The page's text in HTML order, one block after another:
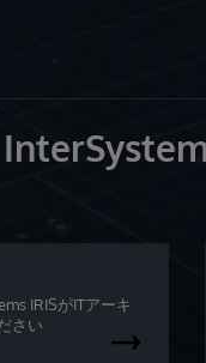
IRISがITアーキ
さい